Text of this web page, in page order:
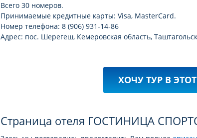
Всего 30 номеров.
Принимаемые кредитные карты: Visa, MasterCard.
Номер телефона: 8 (906) 931-14-86
Адрес: пос. Шерегеш, Кемеровская область,
ХОЧУ ТУР В
Страница отеля ГОСТИНИЦА